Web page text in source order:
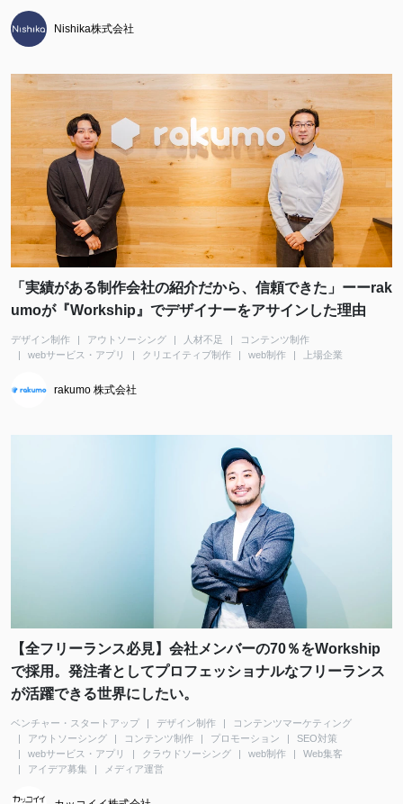
Nishika株式会社
「実績がある制作会社の紹介だから、信頼できた」ーーrak
umoが『Workship』でデザイナーをアサインした理由
デザイン制作 アウトソーシング 人材不足
コンテンツ制作
webサービス・アプリ
クリエイティブ制作 web制作 上場企業
rakumo 株式会社
【全フリーランス必見】会社メンバーの70％をWorkship
で採用。発注者としてプロフェッショナルなフリーランス
が活躍できる世界にしたい。
ベンチャー・スタートアップ デザイン制作
コンテンツマーケティング
アウトソーシング
コンテンツ制作 プロモーション
SEO対策
webサービス・アプリ
クラウドソーシング web制作
Web集客
アイデア募集
メディア運営